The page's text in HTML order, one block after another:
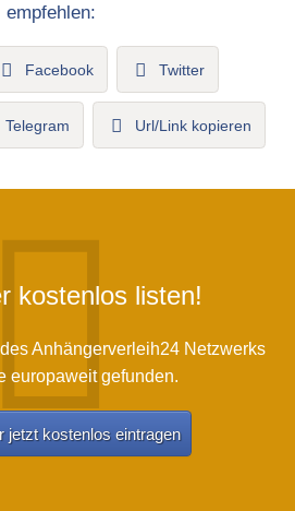
empfehlen:
Facebook Twitter
Telegram Url/Link kopieren
kostenlos listen!
Anhängerverleih24 Netzwerks
europaweit gefunden.
jetzt kostenlos eintragen